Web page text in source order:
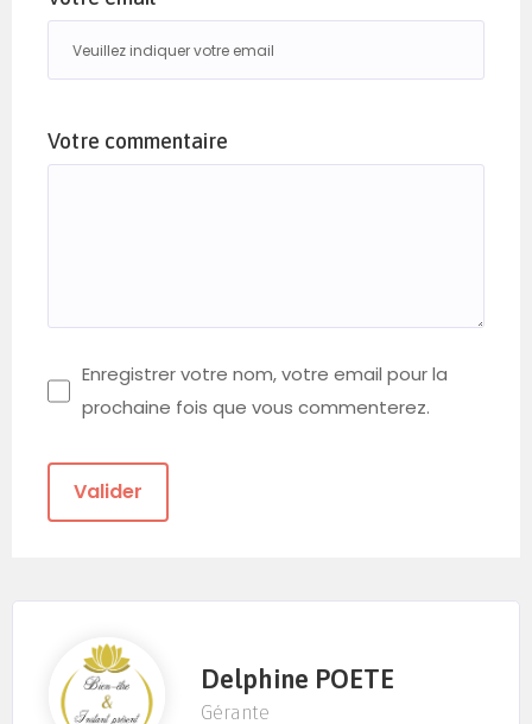
Votre commentaire
Enregistrer votre nom, votre email pour la
prochaine fois que vous commenterez.
Delphine POETE
Gérante